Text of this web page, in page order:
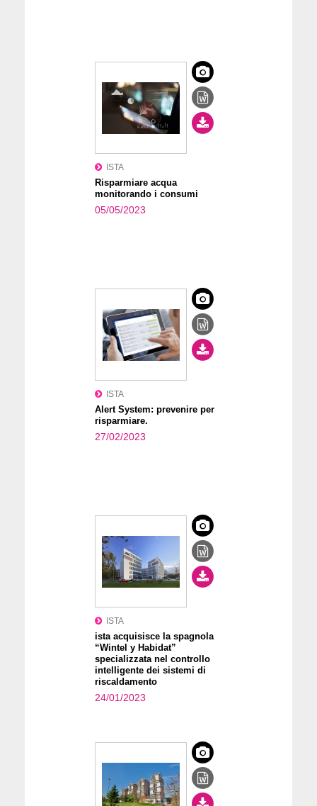
ISTA
Risparmiare acqua
monitorando i consumi
05/05/2023
ISTA
Alert System: prevenire per
risparmiare.
27/02/2023
ISTA
ista acquisisce la spagnola
“Wintel y Habidat”
specializzata nel controllo
intelligente dei sistemi di
riscaldamento
24/01/2023